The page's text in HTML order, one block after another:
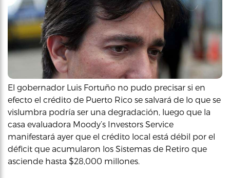
El gobernador Luis Fortuño no pudo precisar si en
efecto el crédito de Puerto Rico se salvará de lo que se
vislumbra podría ser una degradación, luego que la
casa evaluadora Moody’s Investors Service
manifestará ayer que el crédito local está débil por el
déficit que acumularon los Sistemas de Retiro que
asciende hasta $28,000 millones.